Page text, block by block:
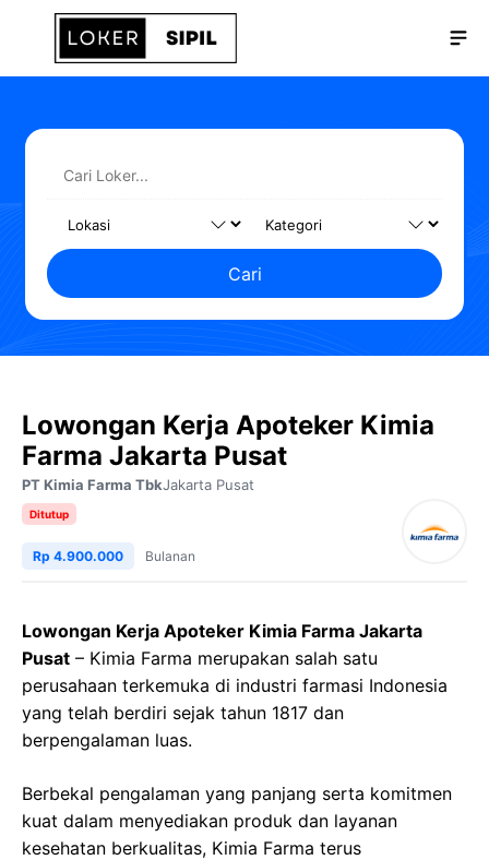
Langsung
Cari
Lowongan Kerja Apoteker Kimia
Farma Jakarta Pusat
PT Kimia Farma TbkJakarta Pusat
Ditutup
Rp 4.900.000 Bulanan
Lowongan Kerja Apoteker Kimia Farma Jakarta
Pusat – Kimia Farma merupakan salah satu
perusahaan terkemuka di industri farmasi Indonesia
yang telah berdiri sejak tahun 1817 dan
berpengalaman luas.
Berbekal pengalaman yang panjang serta komitmen
kuat dalam menyediakan produk dan layanan
kesehatan berkualitas, Kimia Farma terus